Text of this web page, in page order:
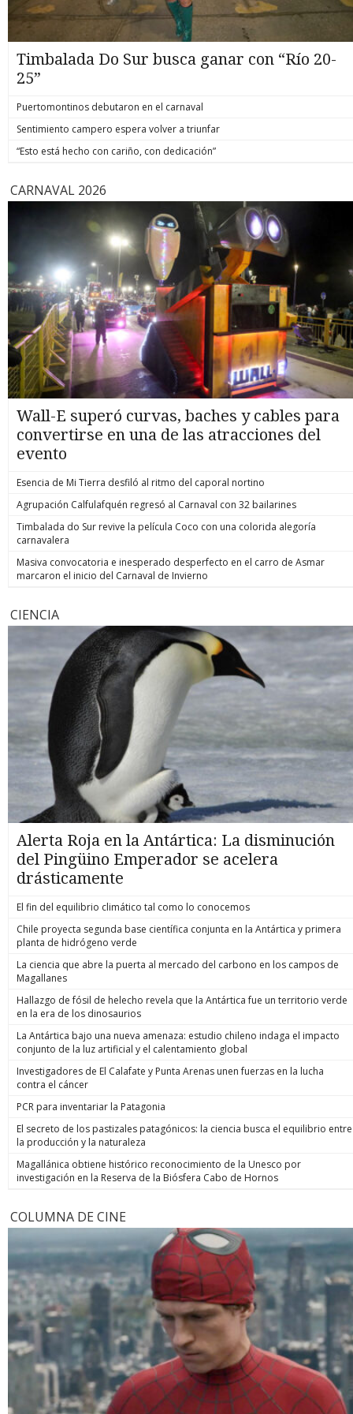
Timbalada Do Sur busca ganar con “Río 20-
25”
Puertomontinos debutaron en el carnaval
Sentimiento campero espera volver a triunfar
“Esto está hecho con cariño, con dedicación”
CARNAVAL 2026
Wall-E superó curvas, baches y cables para
convertirse en una de las atracciones del
evento
Esencia de Mi Tierra desfiló al ritmo del caporal nortino
Agrupación Calfulafquén regresó al Carnaval con 32 bailarines
Timbalada do Sur revive la película Coco con una colorida alegoría
carnavalera
Masiva convocatoria e inesperado desperfecto en el carro de Asmar
marcaron el inicio del Carnaval de Invierno
CIENCIA
Alerta Roja en la Antártica: La disminución
del Pingüino Emperador se acelera
drásticamente
El fin del equilibrio climático tal como lo conocemos
Chile proyecta segunda base científica conjunta en la Antártica y primera
planta de hidrógeno verde
La ciencia que abre la puerta al mercado del carbono en los campos de
Magallanes
Hallazgo de fósil de helecho revela que la Antártica fue un territorio verde
en la era de los dinosaurios
La Antártica bajo una nueva amenaza: estudio chileno indaga el impacto
conjunto de la luz artificial y el calentamiento global
Investigadores de El Calafate y Punta Arenas unen fuerzas en la lucha
contra el cáncer
PCR para inventariar la Patagonia
El secreto de los pastizales patagónicos: la ciencia busca el equilibrio entre
la producción y la naturaleza
Magallánica obtiene histórico reconocimiento de la Unesco por
investigación en la Reserva de la Biósfera Cabo de Hornos
COLUMNA DE CINE